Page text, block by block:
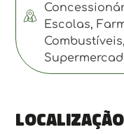
Escolas,
Localização